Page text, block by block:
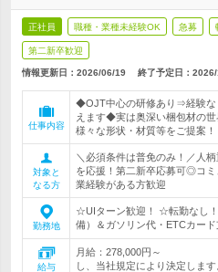
正社員 職種・業種未経験OK 急募
第二新卒歓迎
情報更新日：2026/06/19 終了予定日：
仕事内容
◆OJT中心の研修あり⇒経験な
えます◆実は奥深い梱包材の
様々な形状・材質等をご提案！
対象と
なる方
＼必須条件は普免のみ！／人
を応援！第二新卒応募可◎コ
業経験がある方歓迎
勤務地
☆UIターン歓迎！ ☆転勤なし
備）＆ガソリン代・ETCカード
給与
月給：278,000円～
し、当社規定により決定しま